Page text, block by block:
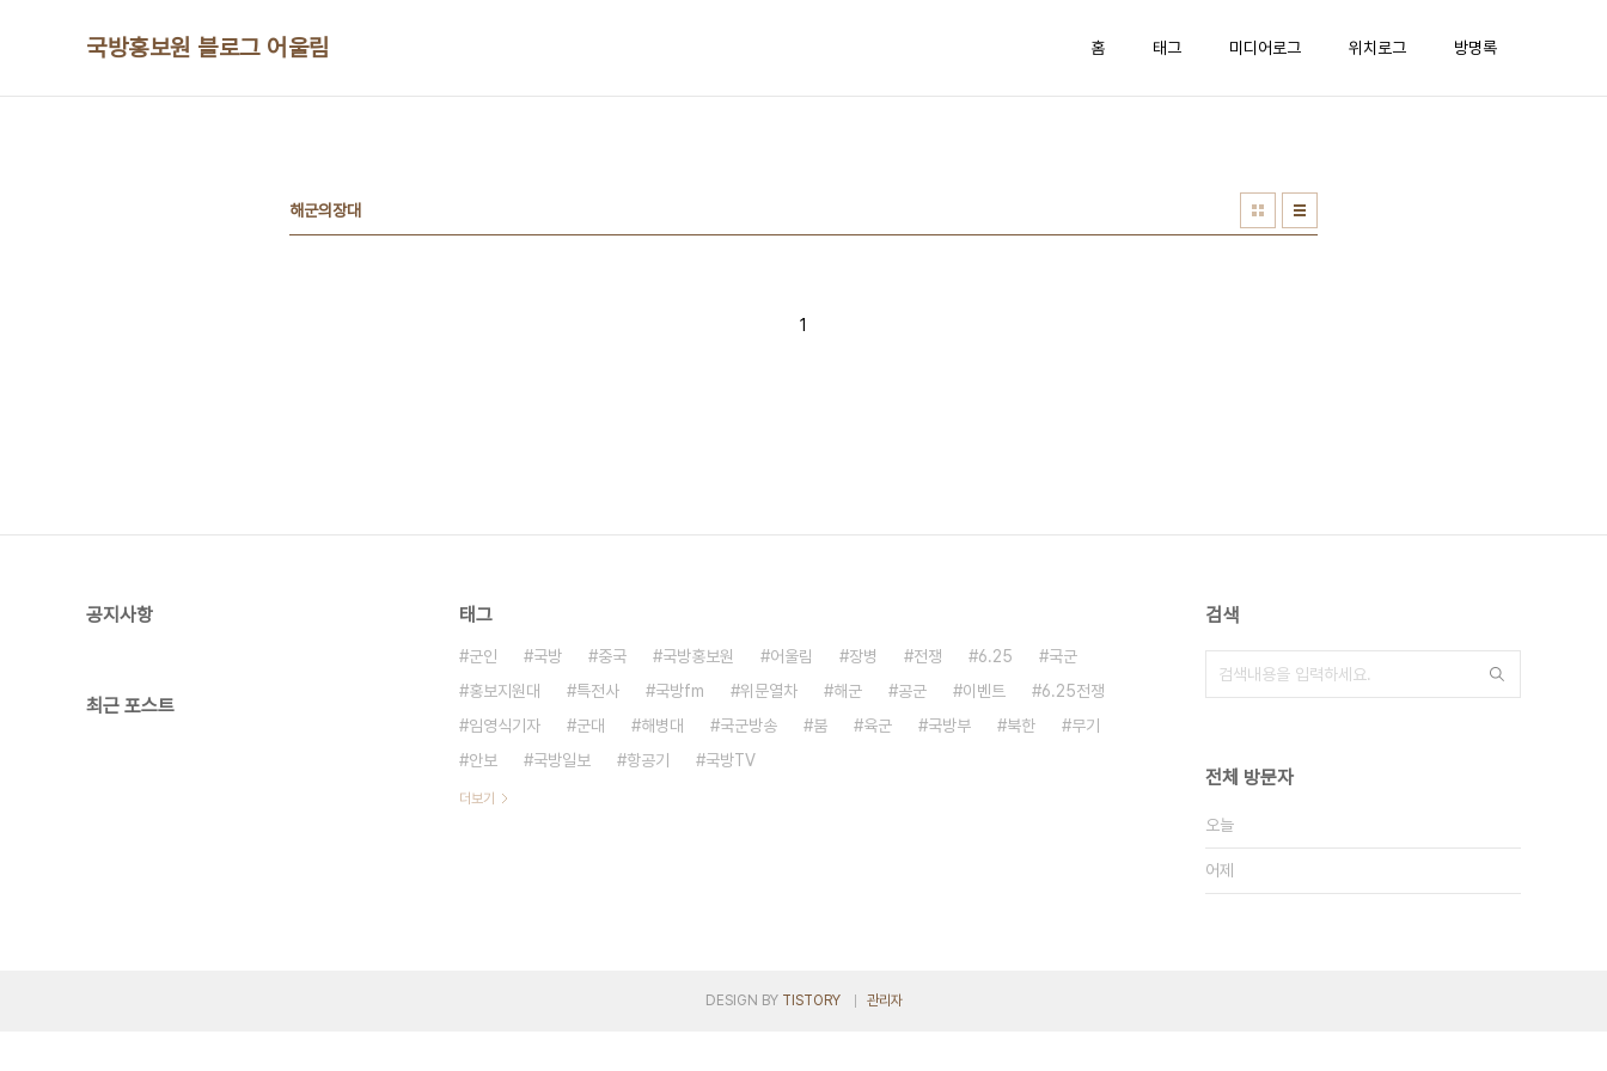
국방홍보원 블로그 어울림 홈 태그 미디어로그 위치로그 방명록
해군의장대
1
공지사항
최근 포스트
태그
군인 국방 중국 국방홍보원 어울림 장병 전쟁 6.25
국군
홍보지원대
특전사 국방fm 위문열차 해군 공군 이벤트
6.25전쟁
임영식기자
군대 해병대 국군방송 붐 육군 국방부 북한
무기
안보
국방일보 항공기 국방TV
더보기
검색
전체 방문자
오늘
어제
DESIGN BY TISTORY 관리자